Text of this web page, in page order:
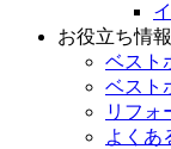
お役立ち情報
ベスト
ベスト
リフォ
よくあ